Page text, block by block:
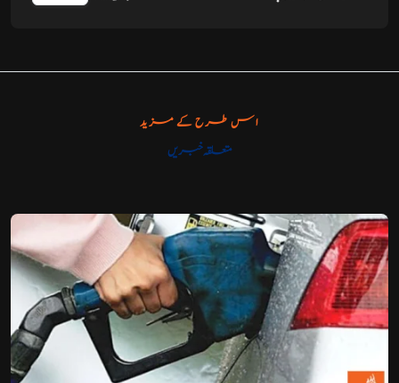
اس طرح کے مزید
متعلقہ خبریں